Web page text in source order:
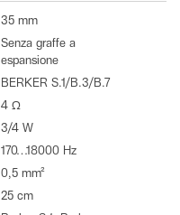
35 mm
Senza graffe a
espansione
BERKER S.1/B.3/B.7
4 Ω
3/4 W
170…18000 Hz
0,5 mm²
25 cm